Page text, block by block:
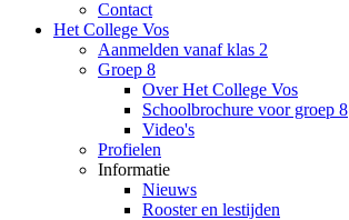
Contact
Het College Vos
Aanmelden vanaf klas 2
Groep 8
Over Het College Vos
Schoolbrochure voor groep 8
Video's
Profielen
Informatie
Nieuws
Rooster en lestijden